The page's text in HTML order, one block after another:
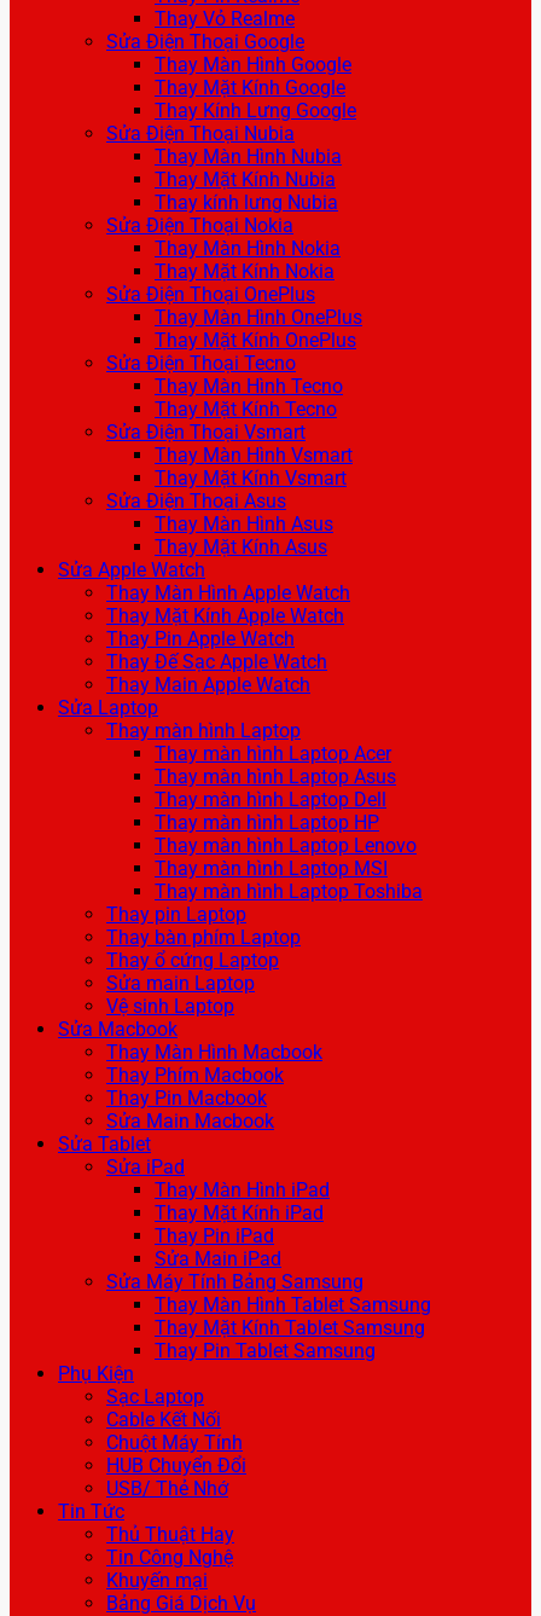
Thay Vỏ Realme
Sửa Điện Thoại Google
Thay Màn Hình Google
Thay Mặt Kính Google
Thay Kính Lưng Google
Sửa Điện Thoại Nubia
Thay Màn Hình Nubia
Thay Mặt Kính Nubia
Thay kính lưng Nubia
Sửa Điện Thoại Nokia
Thay Màn Hình Nokia
Thay Mặt Kính Nokia
Sửa Điện Thoại OnePlus
Thay Màn Hình OnePlus
Thay Mặt Kính OnePlus
Sửa Điện Thoại Tecno
Thay Màn Hình Tecno
Thay Mặt Kính Tecno
Sửa Điện Thoại Vsmart
Thay Màn Hình Vsmart
Thay Mặt Kính Vsmart
Sửa Điện Thoại Asus
Thay Màn Hình Asus
Thay Mặt Kính Asus
Sửa Apple Watch
Thay Màn Hình Apple Watch
Thay Mặt Kính Apple Watch
Thay Pin Apple Watch
Thay Đế Sạc Apple Watch
Thay Main Apple Watch
Sửa Laptop
Thay màn hình Laptop
Thay màn hình Laptop Acer
Thay màn hình Laptop Asus
Thay màn hình Laptop Dell
Thay màn hình Laptop HP
Thay màn hình Laptop Lenovo
Thay màn hình Laptop MSI
Thay màn hình Laptop Toshiba
Thay pin Laptop
Thay bàn phím Laptop
Thay ổ cứng Laptop
Sửa main Laptop
Vệ sinh Laptop
Sửa Macbook
Thay Màn Hình Macbook
Thay Phím Macbook
Thay Pin Macbook
Sửa Main Macbook
Sửa Tablet
Sửa iPad
Thay Màn Hình iPad
Thay Mặt Kính iPad
Thay Pin iPad
Sửa Main iPad
Sửa Máy Tính Bảng Samsung
Thay Màn Hình Tablet Samsung
Thay Mặt Kính Tablet Samsung
Thay Pin Tablet Samsung
Phụ Kiện
Sạc Laptop
Cable Kết Nối
Chuột Máy Tính
HUB Chuyển Đổi
USB/ Thẻ Nhớ
Tin Tức
Thủ Thuật Hay
Tin Công Nghệ
Khuyến mại
Bảng Giá Dịch Vụ